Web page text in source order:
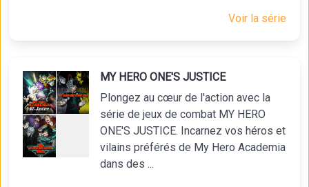
Voir la série
MY HERO ONE'S JUSTICE
Plongez au cœur de l'action avec la
série de jeux de combat MY HERO
ONE'S JUSTICE. Incarnez vos héros et
vilains préférés de My Hero Academia
dans des ...